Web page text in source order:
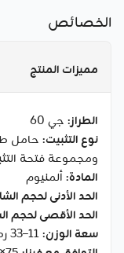
الخصائص
مميزات المنتج
الطراز: جي 60
نوع التثبيت: حامل
ومجموعة فتحة
المادة: ألمنيوم
الحد الأدنى لحجم
الحد الأقصى لحجم
سعة الوزن: 11–33 رطلاً (5–15 كغ)